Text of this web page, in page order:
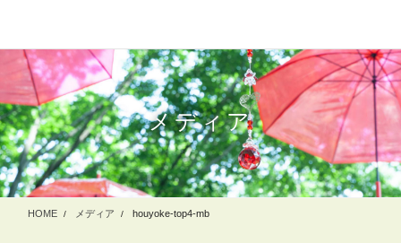
テ
に
移
動
ゲ
ョ
ン
に
移
動
メディア
HOME メディア houyoke-top4-mb